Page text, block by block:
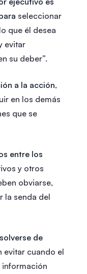
seleccionar
que él desea
evitar
su deber”.
a la acción,
en los demás
que se
entre los
y otros
obviarse,
la senda del
de
evitar cuando el
información